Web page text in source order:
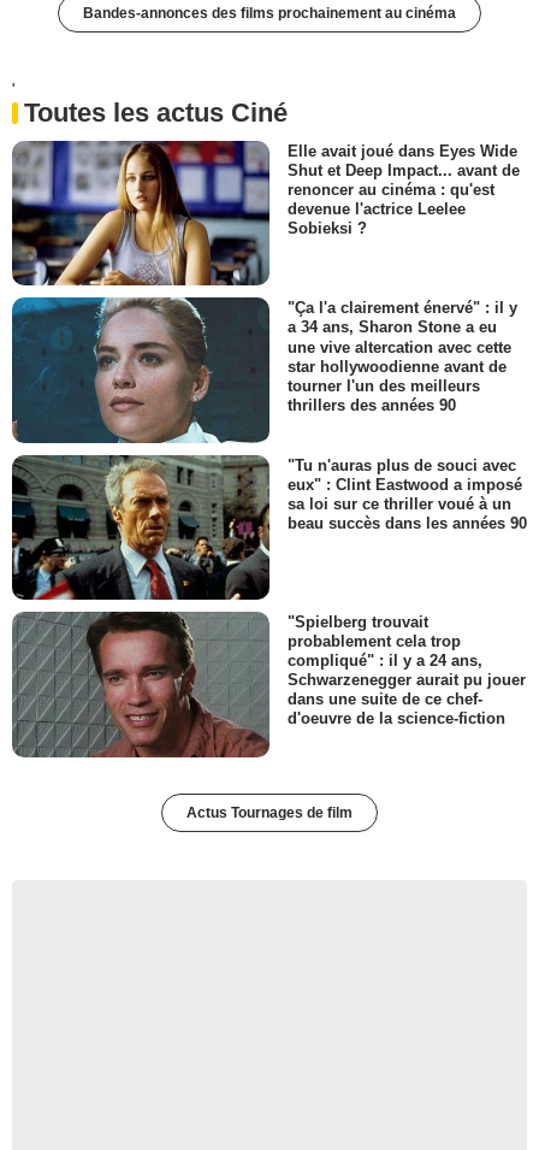
Bandes-annonces des films prochainement au cinéma
'
Toutes les actus Ciné
Elle avait joué dans Eyes Wide
Shut et Deep Impact... avant de
renoncer au cinéma : qu'est
devenue l'actrice Leelee
Sobieksi ?
"Ça l'a clairement énervé" : il y
a 34 ans, Sharon Stone a eu
une vive altercation avec cette
star hollywoodienne avant de
tourner l'un des meilleurs
thrillers des années 90
"Tu n'auras plus de souci avec
eux" : Clint Eastwood a imposé
sa loi sur ce thriller voué à un
beau succès dans les années 90
"Spielberg trouvait
probablement cela trop
compliqué" : il y a 24 ans,
Schwarzenegger aurait pu jouer
dans une suite de ce chef-
d'oeuvre de la science-fiction
Actus Tournages de film